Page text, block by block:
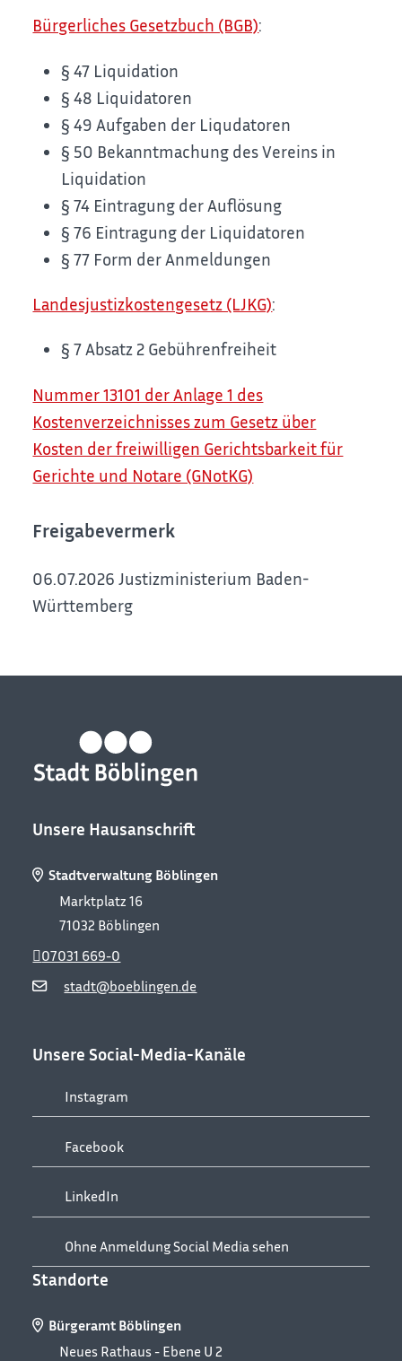
Bürgerliches Gesetzbuch (BGB):
§ 47 Liquidation
§ 48 Liquidatoren
§ 49 Aufgaben der Liqudatoren
§ 50 Bekanntmachung des Vereins in
Liquidation
§ 74 Eintragung der Auflösung
§ 76 Eintragung der Liquidatoren
§ 77 Form der Anmeldungen
Landesjustizkostengesetz (LJKG):
§ 7 Absatz 2 Gebührenfreiheit
Nummer 13101 der Anlage 1 des
Kostenverzeichnisses zum Gesetz über
Kosten der freiwilligen Gerichtsbarkeit für
Gerichte und Notare (GNotKG)
Freigabevermerk
06.07.2026 Justizministerium Baden-
Württemberg
Unsere Hausanschrift
Stadtverwaltung Böblingen
Marktplatz 16
71032 Böblingen
stadt@boeblingen.de
07031 669-0
Unsere Social-Media-Kanäle
Instagram
Facebook
LinkedIn
Ohne Anmeldung Social Media sehen
Standorte
Bürgeramt Böblingen
Neues Rathaus - Ebene U 2